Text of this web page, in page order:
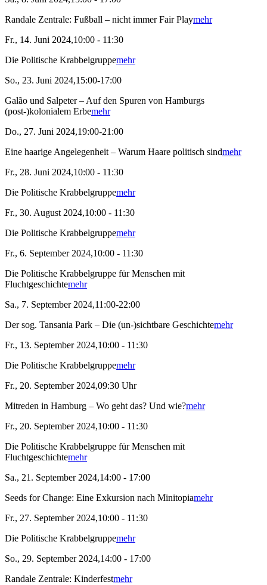
Randale Zentrale: Fußball – nicht immer Fair Playmehr
Fr., 14. Juni 2024,10:00 - 11:30
Die Politische Krabbelgruppemehr
So., 23. Juni 2024,15:00-17:00
Galão und Salpeter – Auf den Spuren von Hamburgs
(post-)kolonialem Erbemehr
Do., 27. Juni 2024,19:00-21:00
Eine haarige Angelegenheit – Warum Haare politisch sindmehr
Fr., 28. Juni 2024,10:00 - 11:30
Die Politische Krabbelgruppemehr
Fr., 30. August 2024,10:00 - 11:30
Die Politische Krabbelgruppemehr
Fr., 6. September 2024,10:00 - 11:30
Die Politische Krabbelgruppe für Menschen mit
Fluchtgeschichtemehr
Sa., 7. September 2024,11:00-22:00
Der sog. Tansania Park – Die (un-)sichtbare Geschichtemehr
Fr., 13. September 2024,10:00 - 11:30
Die Politische Krabbelgruppemehr
Fr., 20. September 2024,09:30 Uhr
Mitreden in Hamburg – Wo geht das? Und wie?mehr
Fr., 20. September 2024,10:00 - 11:30
Die Politische Krabbelgruppe für Menschen mit
Fluchtgeschichtemehr
Sa., 21. September 2024,14:00 - 17:00
Seeds for Change: Eine Exkursion nach Minitopiamehr
Fr., 27. September 2024,10:00 - 11:30
Die Politische Krabbelgruppemehr
So., 29. September 2024,14:00 - 17:00
Randale Zentrale: Kinderfestmehr